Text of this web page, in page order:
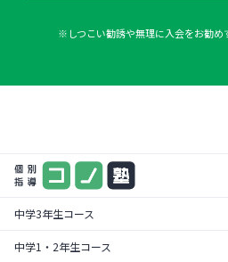
※しつこい勧誘や無理に入会をお勧め
まずは気軽に一度お試し
¥0
中学3年生コース
中学1・2年生コース